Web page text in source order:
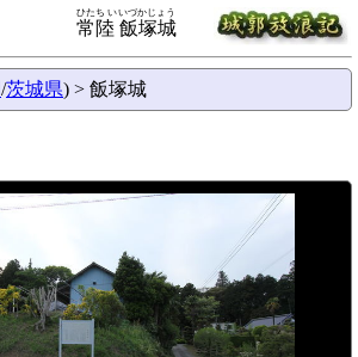
常陸 飯塚城
ひたち いいづかじょう
/茨城県) > 飯塚城